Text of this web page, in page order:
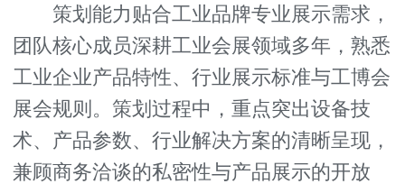
策划能力贴合工业品牌专业展示需求，
团队核心成员深耕工业会展领域多年，熟悉
工业企业产品特性、行业展示标准与工博会
展会规则。策划过程中，重点突出设备技
术、产品参数、行业解决方案的清晰呈现，
兼顾商务洽谈的私密性与产品展示的开放